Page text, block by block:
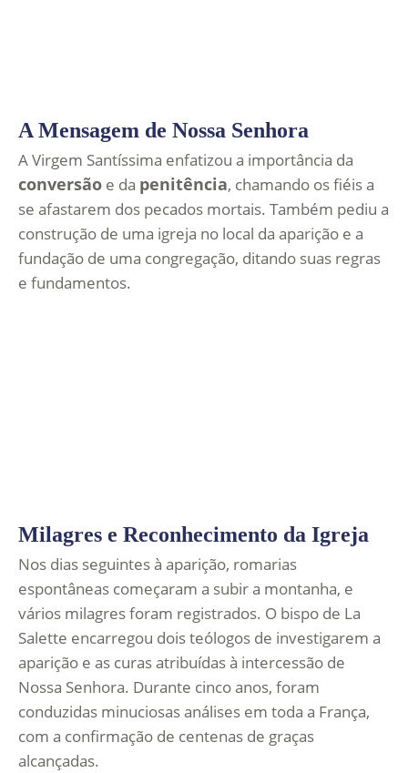
A Mensagem de Nossa Senhora
A Virgem Santíssima enfatizou a importância da
conversão e da penitência, chamando os fiéis a
se afastarem dos pecados mortais. Também pediu a
construção de uma igreja no local da aparição e a
fundação de uma congregação, ditando suas regras
e fundamentos.
Milagres e Reconhecimento da Igreja
Nos dias seguintes à aparição, romarias
espontâneas começaram a subir a montanha, e
vários milagres foram registrados. O bispo de La
Salette encarregou dois teólogos de investigarem a
aparição e as curas atribuídas à intercessão de
Nossa Senhora. Durante cinco anos, foram
conduzidas minuciosas análises em toda a França,
com a confirmação de centenas de graças
alcançadas.